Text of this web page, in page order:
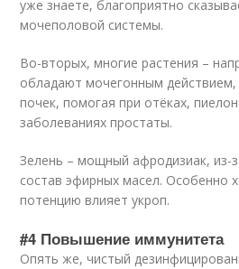
уже знаете, благоприятно
мочеполовой системы.
Во-вторых, многие растения –
обладают мочегонным действием,
почек, помогая при отёках,
заболеваниях простаты.
Зелень – мощный афродизиак, из-
состав эфирных масел. Особенно
потенцию влияет укроп.
#4 Повышение иммунитета
Опять же, чистый